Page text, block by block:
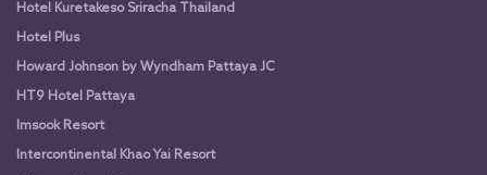
Hotel Kuretakeso Sriracha Thailand
Hotel Plus
Howard Johnson by Wyndham Pattaya JC
HT9 Hotel Pattaya
Imsook Resort
Intercontinental Khao Yai Resort